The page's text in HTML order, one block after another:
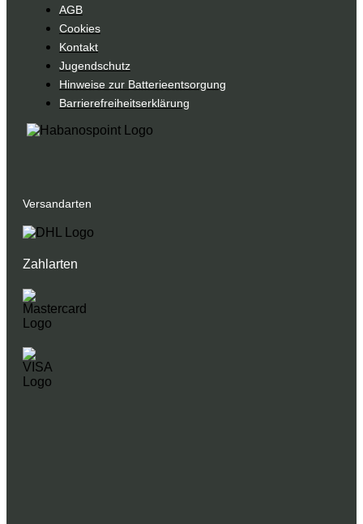
AGB
Cookies
Kontakt
Jugendschutz
Hinweise zur Batterieentsorgung
Barrierefreiheitserklärung
Versandarten
Zahlarten